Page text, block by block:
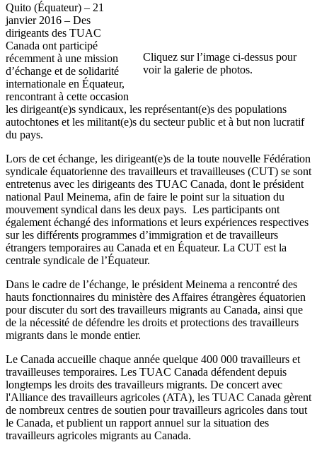
Cliquez sur l’image ci-dessus pour
voir la galerie de photos.
Quito (Équateur) – 21
janvier 2016 – Des
dirigeants des TUAC
Canada ont participé
récemment à une mission
d’échange et de solidarité
internationale en Équateur,
rencontrant à cette occasion
les dirigeant(e)s syndicaux, les représentant(e)s des populations
autochtones et les militant(e)s du secteur public et à but non lucratif
du pays.
Lors de cet échange, les dirigeant(e)s de la toute nouvelle Fédération
syndicale équatorienne des travailleurs et travailleuses (CUT) se sont
entretenus avec les dirigeants des TUAC Canada, dont le président
national Paul Meinema, afin de faire le point sur la situation du
mouvement syndical dans les deux pays. Les participants ont
également échangé des informations et leurs expériences respectives
sur les différents programmes d’immigration et de travailleurs
étrangers temporaires au Canada et en Équateur. La CUT est la
centrale syndicale de l’Équateur.
Dans le cadre de l’échange, le président Meinema a rencontré des
hauts fonctionnaires du ministère des Affaires étrangères équatorien
pour discuter du sort des travailleurs migrants au Canada, ainsi que
de la nécessité de défendre les droits et protections des travailleurs
migrants dans le monde entier.
Le Canada accueille chaque année quelque 400 000 travailleurs et
travailleuses temporaires. Les TUAC Canada défendent depuis
longtemps les droits des travailleurs migrants. De concert avec
l'Alliance des travailleurs agricoles (ATA), les TUAC Canada gèrent
de nombreux centres de soutien pour travailleurs agricoles dans tout
le Canada, et publient un rapport annuel sur la situation des
travailleurs agricoles migrants au Canada.